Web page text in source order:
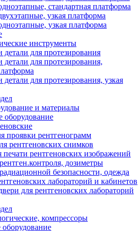
стандартная платформа
узкая платформа
узкая платформа
инструменты
для протезирования
для протезирования,
для протезирования, узкая
и материалы
оборудование
проявки рентгенограмм
рентгеновских снимков
рентгеновских изображений
дозиметры
безопасности, одежда
лабораторий и кабинетов
для рентгеновских лабораторий
компрессоры